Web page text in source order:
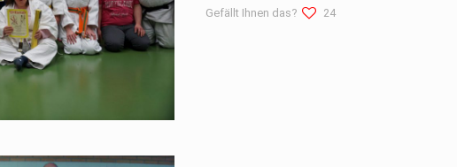
Gefällt Ihnen das? 24